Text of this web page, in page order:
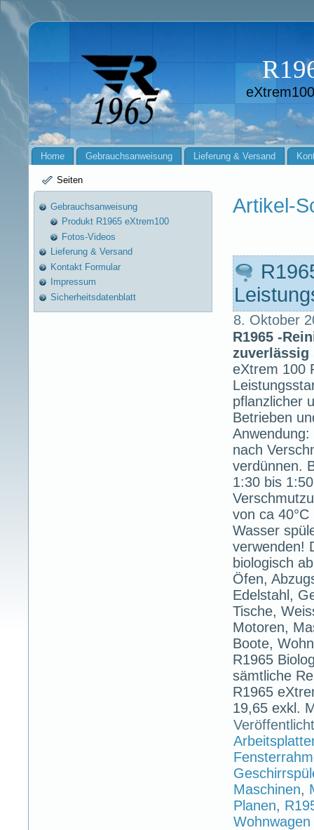
Home Gebrauchsanweisung Lieferung & Versand
Seiten
Gebrauchsanweisung
Produkt R1965 eXtrem100
Fotos-Videos
Lieferung & Versand
Kontakt Formular
Impressum
Sicherheitsdatenblatt
Artikel-
8. Oktober
R1965 -
zuverlässig
eXtrem 100
pflanzlicher
Betrieben
nach
verdünnen.
1:30 bis
von ca
Wasser
verwenden!
biologisch
Öfen,
Edelstahl,
Tische,
Motoren,
Boote,
R1965
sämtliche
R1965
19,65 exkl.
Maschinen,
Planen,
Wohnwagen